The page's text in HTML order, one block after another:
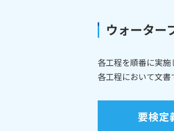
ウォーター
各工程を順番に実施
各工程において文書